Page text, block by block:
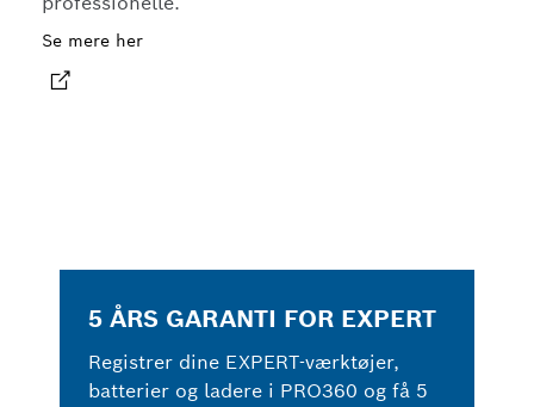
Se mere her
5 ÅRS GARANTI FOR EXPERT
Registrer dine EXPERT-værktøjer,
batterier og ladere i PRO360 og få 5